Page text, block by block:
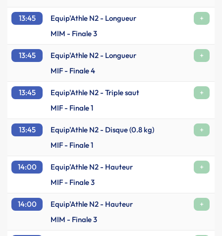
13:45 Equip'Athle N2 - Longueur
+
MIM - Finale 3
13:45 Equip'Athle N2 - Longueur
+
MIF - Finale 4
13:45 Equip'Athle N2 - Triple saut
+
MIF - Finale 1
13:45 Equip'Athle N2 - Disque (0.8 kg)
+
MIF - Finale 1
14:00 Equip'Athle N2 - Hauteur
+
MIF - Finale 3
14:00 Equip'Athle N2 - Hauteur
+
MIM - Finale 3